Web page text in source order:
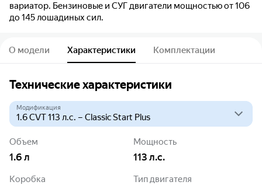
вариатор. Бензиновые и СУГ двигатели мощностью от 106
до 145 лошадиных сил.
О модели Характеристики Комплектации
Технические характеристики
Модификация
Объем
1.6 л
Мощность
113 л.с.
Коробка Тип двигателя